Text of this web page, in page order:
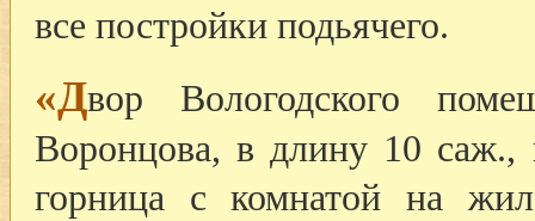
все постройки подьячего.
«Двор Вологодского
Воронцова, в длину 10
горница с комнатой на